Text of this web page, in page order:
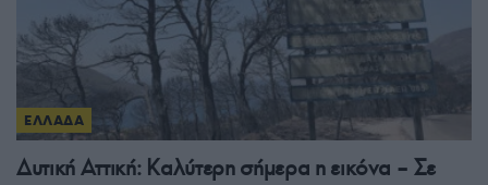
ΕΛΛΑΔΑ
Δυτική Αττική: Καλύτερη σήμερα η εικόνα – Σε